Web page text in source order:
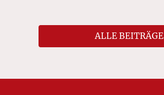
ALLE BEITRÄGE